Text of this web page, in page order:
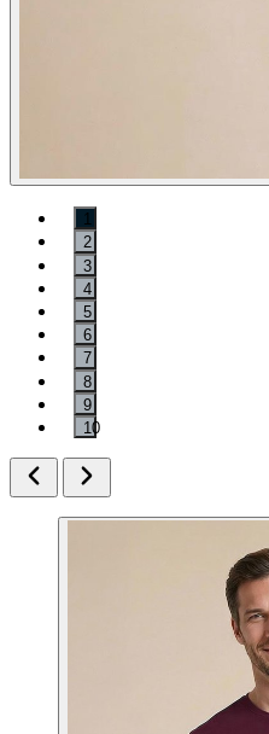
1
2
3
4
5
6
7
8
9
10